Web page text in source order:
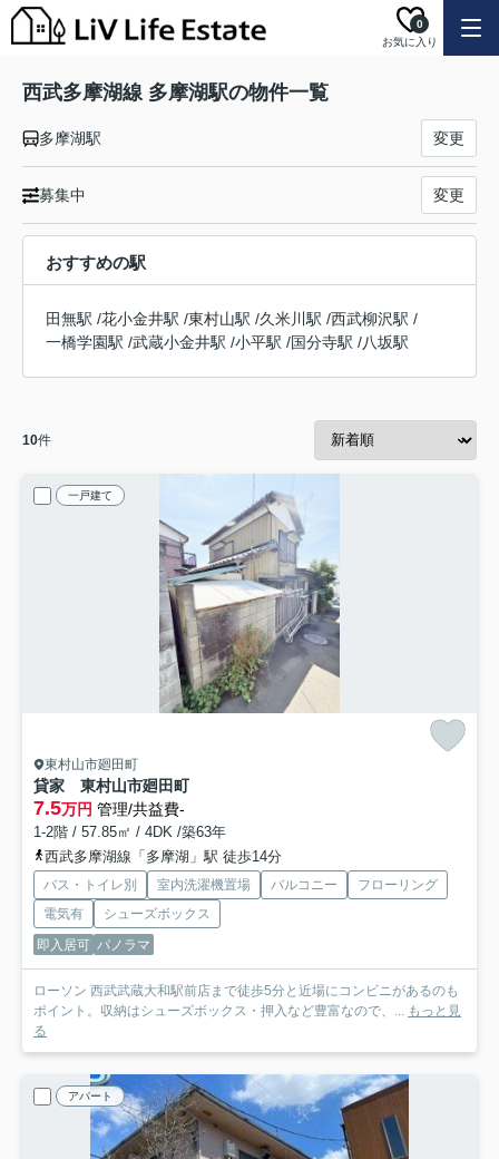
お気に入り
0
西武多摩湖線 多摩湖駅の物件一覧
多摩湖駅 変更
募集中 変更
おすすめの駅
田無駅 /花小金井駅 /東村山駅 /久米川駅 /西武柳沢駅 /
一橋学園駅 /武蔵小金井駅 /小平駅 /国分寺駅 /八坂駅
10件
一戸建て
東村山市廻田町
貸家 東村山市廻田町
7.5万円 管理/共益費-
1-2階 / 57.85㎡ / 4DK /築63年
西武多摩湖線「多摩湖」駅 徒歩14分
バス・トイレ別 室内洗濯機置場 バルコニー
フローリング
電気有
シューズボックス
即入居可 パノラマ
ローソン 西武武蔵大和駅前店まで徒歩5分と近場にコンビニがあるのも
ポイント。収納はシューズボックス・押入など豊富なので、... もっと見
る
アパート